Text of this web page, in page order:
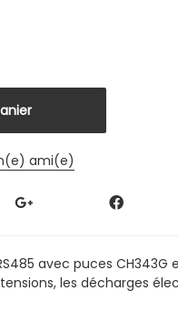
ami(e)
avec puces CH343G
les décharges